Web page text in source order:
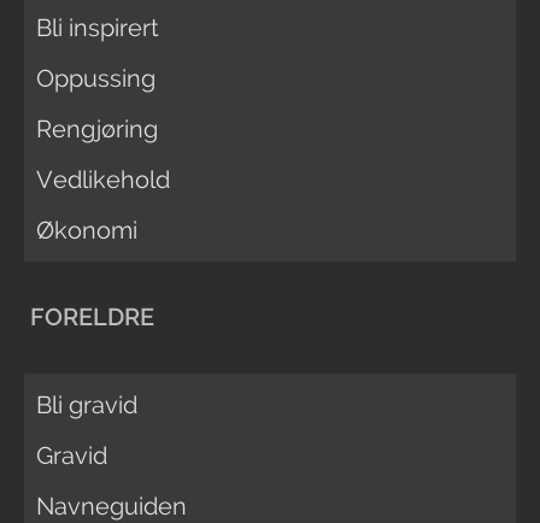
Bli inspirert
Oppussing
Rengjøring
Vedlikehold
Økonomi
FORELDRE
Bli gravid
Gravid
Navneguiden